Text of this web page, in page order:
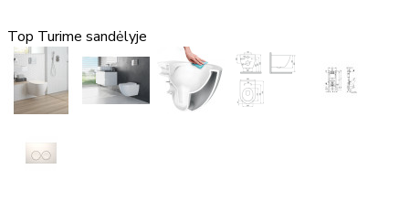
Top Turime sandėlyje